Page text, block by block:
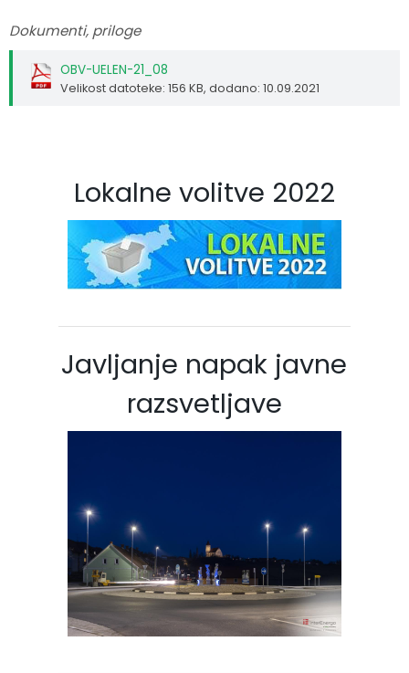
Dokumenti, priloge
OBV-UELEN-21_08
Velikost datoteke: 156 KB, dodano: 10.09.2021
Lokalne volitve 2022
Javljanje napak javne
razsvetljave